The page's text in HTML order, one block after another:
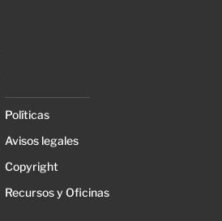
Políticas
Avisos legales
Copyright
Recursos y Oficinas